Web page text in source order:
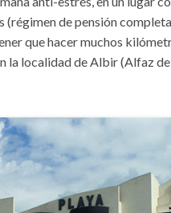
(régimen de pensión
que hacer muchos
la localidad de Albir (Alfaz